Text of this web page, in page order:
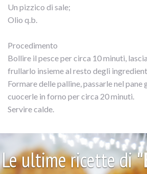
Un pizzico di sale;
Olio q.b.
Procedimento
Bollire il pesce per circa 10 minuti,
frullarlo insieme al resto degli
Formare delle palline, passarle nel
cuocerle in forno per circa 20 minuti.
Servire calde.
Le ultime ricette di